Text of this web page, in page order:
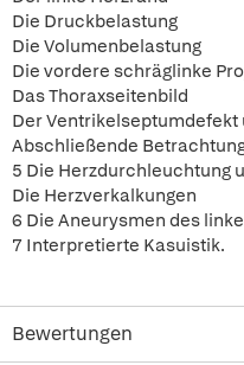
Die Druckbelastung
Die Volumenbelastung
Die vordere schräglinke
Das Thoraxseitenbild
Der
Abschließende
5 Die Herzdurchleuchtung
Die Herzverkalkungen
6 Die Aneurysmen des
7 Interpretierte Kasuistik.
Bewertungen